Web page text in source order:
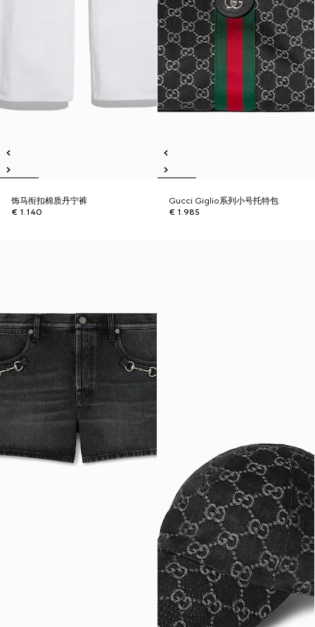
饰马衔扣棉质丹宁裤
€ 1.140
Gucci Giglio系列小号托特包
€ 1.985